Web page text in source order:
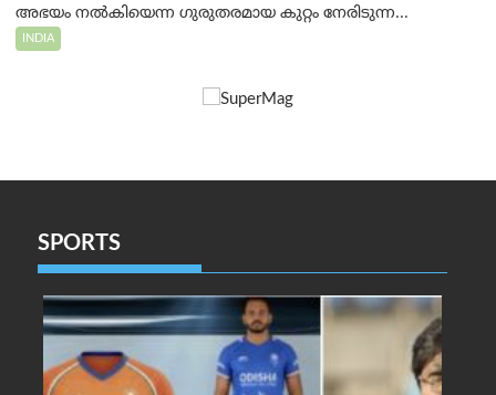
അഭയം നൽകിയെന്ന ഗുരുതരമായ കുറ്റം നേരിടുന്ന...
INDIA
SPORTS